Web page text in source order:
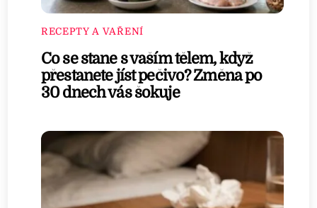
RECEPTY A VAŘENÍ
Co se stane s vaším tělem, když
přestanete jíst pečivo? Změna po
30 dnech vás šokuje